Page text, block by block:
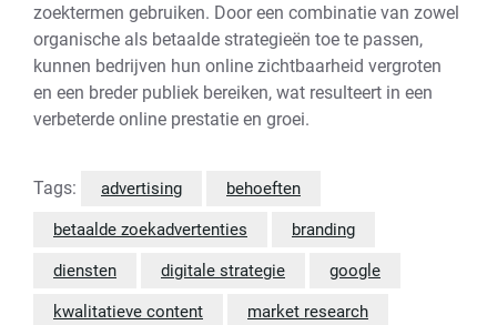
zoektermen gebruiken. Door een combinatie van zowel
organische als betaalde strategieën toe te passen,
kunnen bedrijven hun online zichtbaarheid vergroten
en een breder publiek bereiken, wat resulteert in een
verbeterde online prestatie en groei.
Tags: advertising behoeften
betaalde zoekadvertenties branding
diensten digitale strategie google
kwalitatieve content market research